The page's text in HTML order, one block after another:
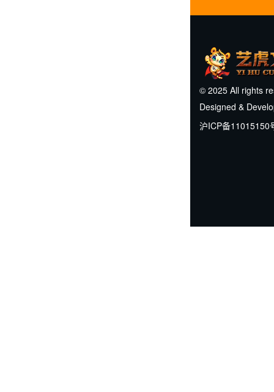
© 2025 All rights
Designed &
沪ICP备11015150